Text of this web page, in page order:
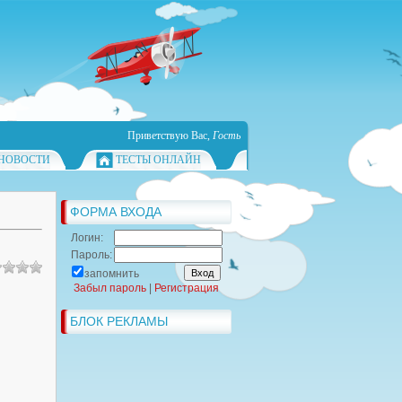
Приветствую Вас, Гость
ТЕСТЫ ОНЛАЙН
ФОРМА ВХОДА
Логин:
Пароль:
запомнить
Забыл пароль
Регистрация
БЛОК РЕКЛАМЫ